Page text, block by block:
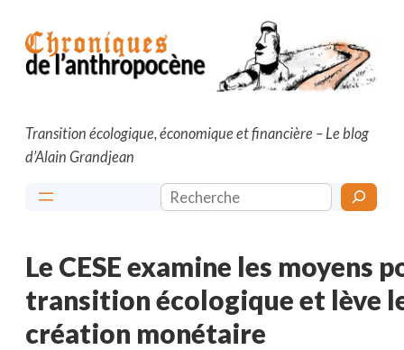
contenu
Transition écologique, économique et financière – Le blog
d’Alain Grandjean
Rechercher
Le CESE examine les moyens
transition écologique et lève
création monétaire